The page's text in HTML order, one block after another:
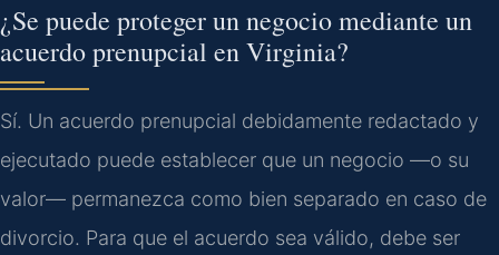
¿Se puede proteger un negocio mediante un
acuerdo prenupcial en Virginia?
Sí. Un acuerdo prenupcial debidamente redactado y
ejecutado puede establecer que un negocio —o su
valor— permanezca como bien separado en caso de
divorcio. Para que el acuerdo sea válido, debe ser